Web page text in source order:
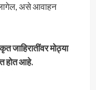
लागेल, असे आवाहन
जाहिरातींवर मोठ्या
होत आहे.